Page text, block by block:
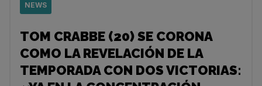
NEWS
TOM CRABBE (20) SE CORONA
COMO LA REVELACIÓN DE LA
TEMPORADA CON DOS VICTORIAS: